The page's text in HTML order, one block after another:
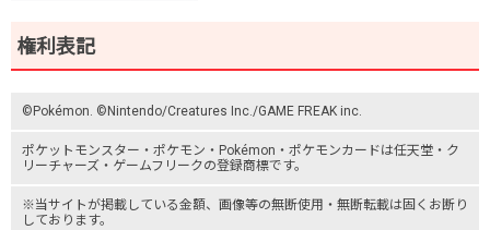
権利表記
©Pokémon. ©Nintendo/Creatures Inc./GAME FREAK inc.
ポケットモンスター ・ポケモン・Pokémon・ ポケモンカードは任天堂・ ク
リーチャーズ ・ ゲームフリークの登録商標です。
※当サイトが掲載している金額、画像等の無断使用・無断転載は固くお断り
しております。